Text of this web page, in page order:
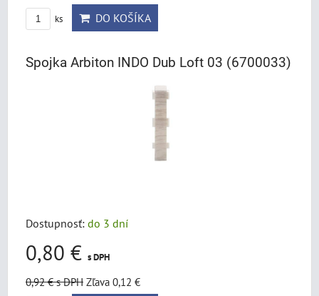
ks DO KOŠÍKA
Spojka Arbiton INDO Dub Loft 03 (6700033)
Dostupnosť: do 3 dní
0,80 € s DPH
0,92 €s DPH Zľava 0,12 €